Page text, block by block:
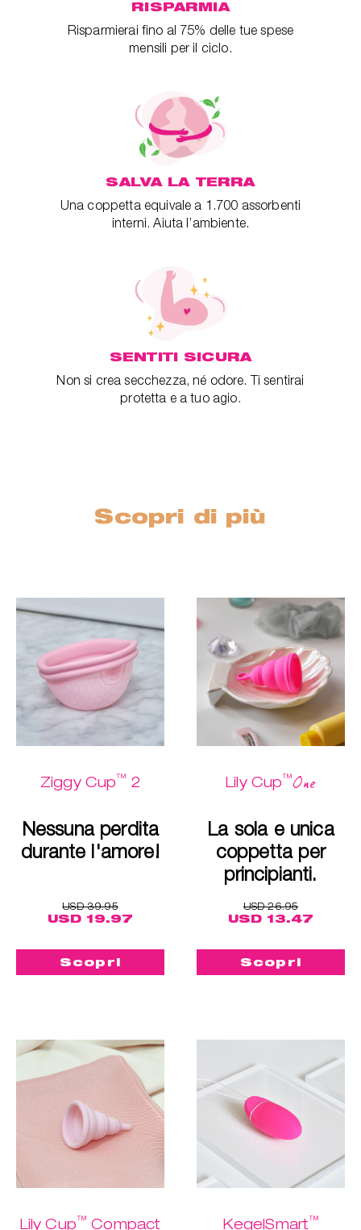
RISPARMIA
Risparmierai fino al 75% delle tue spese
mensili per il ciclo.
SALVA LA TERRA
Una coppetta equivale a 1.700 assorbenti
interni. Aiuta l’ambiente.
SENTITI SICURA
Non si crea secchezza, né odore. Ti sentirai
protetta e a tuo agio.
Scopri di più
Ziggy Cup™ 2
Nessuna perdita
durante l'amore!
USD 39.95
USD 19.97
Scopri
Lily Cup™One
La sola e unica
coppetta per
principianti.
USD 26.95
USD 13.47
Scopri
Lily Cup™ Compact KegelSmart™